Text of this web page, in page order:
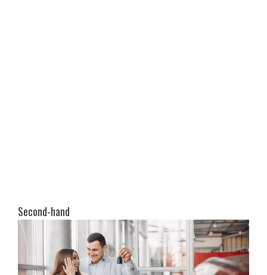
Second-hand